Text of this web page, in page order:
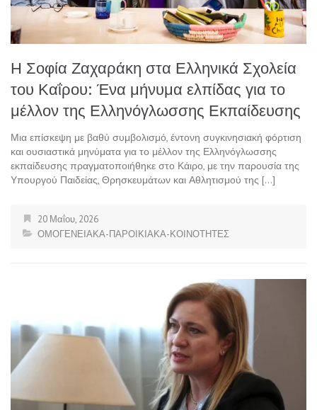
Η Σοφία Ζαχαράκη στα Ελληνικά Σχολεία
του Καΐρου: Ένα μήνυμα ελπίδας για το
μέλλον της Ελληνόγλωσσης Εκπαίδευσης
Μια επίσκεψη με βαθύ συμβολισμό, έντονη συγκινησιακή φόρτιση
και ουσιαστικά μηνύματα για το μέλλον της Ελληνόγλωσσης
εκπαίδευσης πραγματοποιήθηκε στο Κάιρο, με την παρουσία της
Υπουργού Παιδείας, Θρησκευμάτων και Αθλητισμού της […]
20 Μαΐου, 2026
ΟΜΟΓΕΝΕΙΑΚΑ-ΠΑΡΟΙΚΙΑΚΑ-ΚΟΙΝΟΤΗΤΕΣ